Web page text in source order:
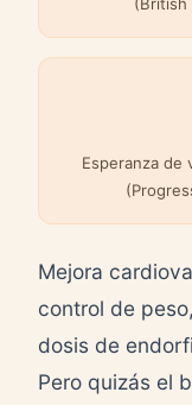
Esperanza de
Mejora
control de
dosis de
Pero quizás el